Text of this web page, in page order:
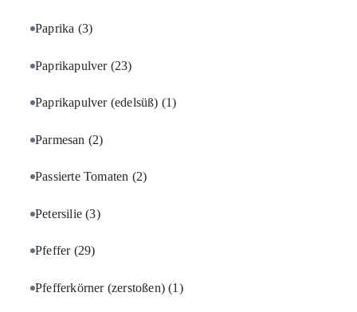
Paprika (3)
Paprikapulver (23)
Paprikapulver (edelsüß) (1)
Parmesan (2)
Passierte Tomaten (2)
Petersilie(3)
Pfeffer (29)
Pfefferkörner (zerstoßen)(1)